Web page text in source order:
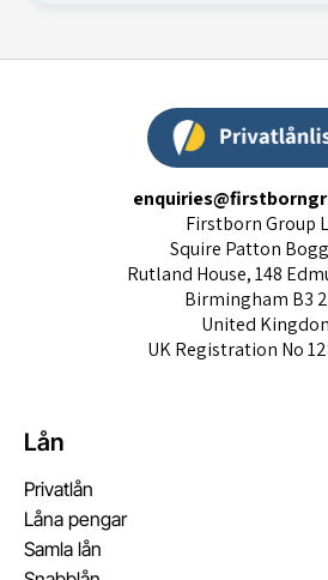
Firstborn Group
Squire Patton
Rutland House, 148
Birmingham B3
United
UK Registration No
Lån
Privatlån
Låna pengar
Samla lån